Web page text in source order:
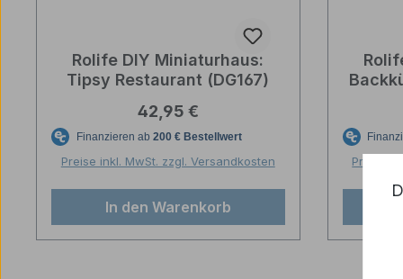
Rolife DIY Miniaturhaus:
Tipsy Restaurant (DG167)
Regulärer Preis:
42,95 €
Preise inkl. MwSt. zzgl. Versandkosten
In den Warenkorb
Preise